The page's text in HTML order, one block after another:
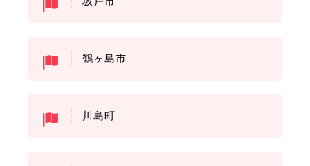
鶴ヶ島市
川島町